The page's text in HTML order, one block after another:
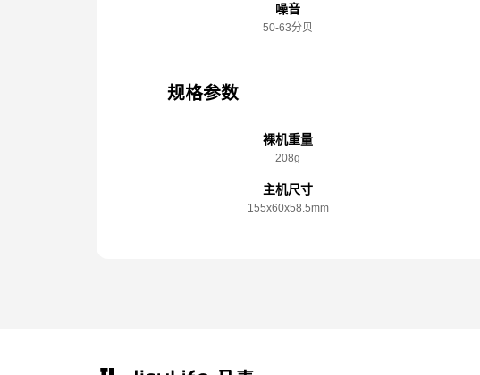
噪音
50-63分贝
规格参数
裸机重量
208g
主机尺寸
155x️60x️58.5mm